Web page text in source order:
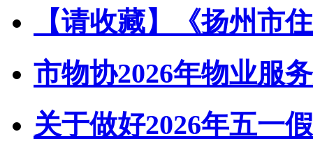
【请收藏】《扬州市
市物协2026年物业服
关于做好2026年五一